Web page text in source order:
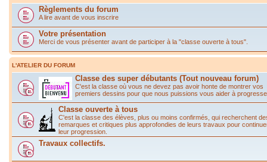
Règlements du forum
A lire avant de vous inscrire
Votre présentation
Merci de vous présenter avant de participer à la "classe ouverte à tous".
L'ATELIER DU FORUM
Classe des super débutants (Tout nouveau forum)
C'est la classe où vous ne devez pas avoir honte de montrer vos
premiers dessins pour que nous puissions vous aider à
Classe ouverte à tous
C'est la classe des élèves, plus ou moins confirmés, qui recherchent
remarques et critiques plus approfondies de leurs travaux pour
leur progression.
Travaux collectifs.